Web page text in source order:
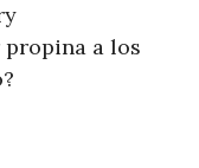
propina a los